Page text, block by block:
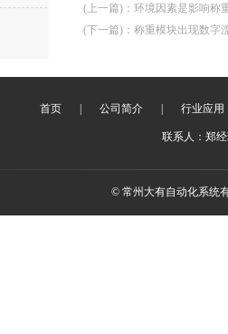
(上一篇) ： 环境因素是影响称
(下一篇) ： 称重模块出现数字
首页 | 公司简介 | 行业应用
联系人：郑
© 常州大有自动化系统